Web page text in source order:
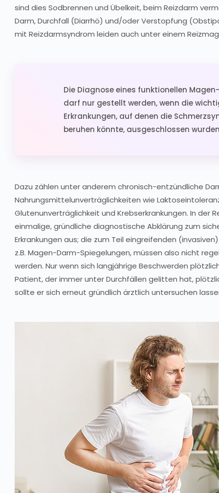
sind dies Sodbrennen und Übelkeit, beim Reizdarm
Darm, Durchfall (Diarrhö) und/oder Verstopfung
mit Reizdarmsyndrom leiden auch unter einem
Die Diagnose eines funktionellen
darf nur gestellt werden, wenn die
Erkrankungen, auf denen die
beruhen könnte, ausgeschlossen
Dazu zählen unter anderem chronisch-entzündliche
Nahrungsmittelunverträglichkeiten wie
Glutenunverträglichkeit und Krebserkrankungen. In der
einmalige, gründliche diagnostische Abklärung zum
Erkrankungen aus; die zum Teil eingreifenden
z.B. Magen-Darm-Spiegelungen, müssen also nicht
werden. Nur wenn sich langjährige Beschwerden
Patient, der immer unter Durchfällen gelitten hat,
sollte er sich erneut gründlich ärztlich untersuchen